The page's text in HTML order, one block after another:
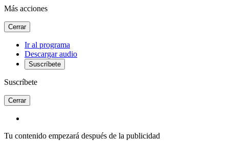
Más acciones
Cerrar
Ir al programa
Descargar audio
Suscríbete
Suscríbete
Cerrar
Tu contenido empezará después de la publicidad